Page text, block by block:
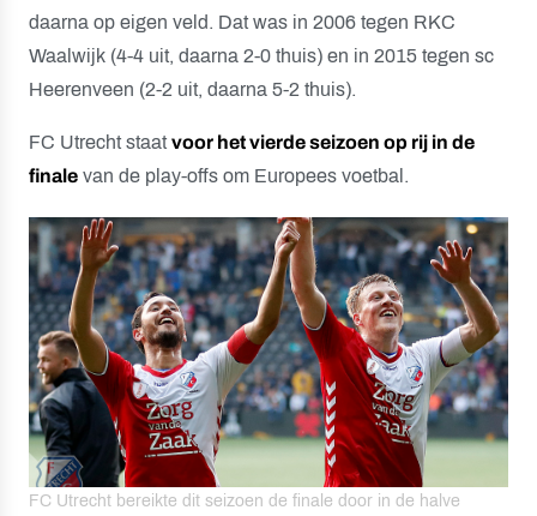
daarna op eigen veld. Dat was in 2006 tegen RKC
Waalwijk (4-4 uit, daarna 2-0 thuis) en in 2015 tegen sc
Heerenveen (2-2 uit, daarna 5-2 thuis).
FC Utrecht staatvoor het vierde seizoen op rij in de
finale van de play-offs om Europees voetbal.
FC Utrecht bereikte dit seizoen de finale door in de halve